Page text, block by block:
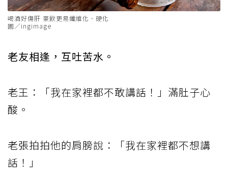
喝酒好傷肝 豪飲更易纖維化、硬化
圖／ingimage
老友相逢，互吐苦水。
老王：「我在家裡都不敢講話！」滿肚子心
酸。
老張拍拍他的肩膀說：「我在家裡都不想講
話！」